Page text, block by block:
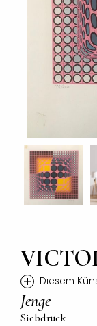
+ Diesem
Jenge
Siebdruck